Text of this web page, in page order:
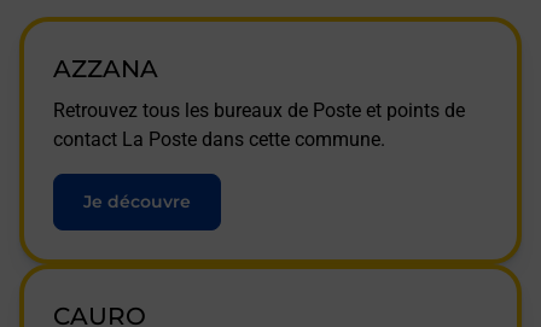
AZZANA
Retrouvez tous les bureaux de Poste et points de
contact La Poste dans cette commune.
Je découvre
CAURO